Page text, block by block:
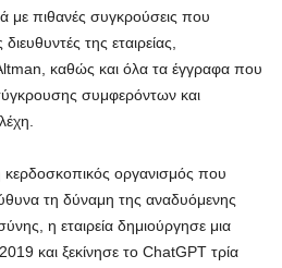
με πιθανές συγκρούσεις που
της εταιρείας,
καθώς και όλα τα έγγραφα που
σύγκρουσης συμφερόντων και
κερδοσκοπικός οργανισμός που
τη δύναμη της αναδυόμενης
η εταιρεία δημιούργησε μια
και ξεκίνησε το ChatGPT τρία